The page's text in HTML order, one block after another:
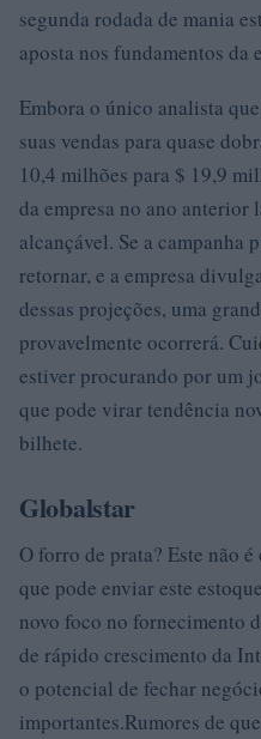
segunda rodada de mania
aposta nos fundamentos da
Embora o único analista
suas vendas para quase
10,4 milhões para $ 19,9
da empresa no ano anterior
alcançável. Se a campanha
retornar, e a empresa
dessas projeções, uma
provavelmente ocorrerá.
estiver procurando por um
que pode virar tendência
bilhete.
Globalstar
O forro de prata? Este não
que pode enviar este
novo foco no fornecimento
de rápido crescimento da
o potencial de fechar
importantes.Rumores de